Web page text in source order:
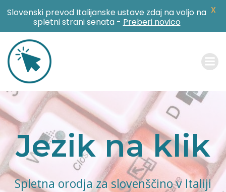
Jezik na klik
Spletna orodja za slovenščino v Italiji
Slovenski prevod Italijanske ustave zdaj na voljo na
spletni strani senata - Preberi novico
X